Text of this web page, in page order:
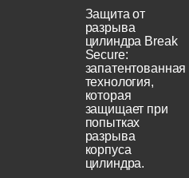
Защита от
разрыва
цилиндра Break
Secure:
запатентованная
технология,
которая
защищает при
попытках
разрыва
корпуса
цилиндра.